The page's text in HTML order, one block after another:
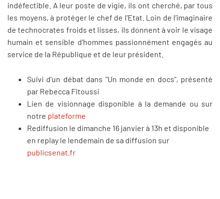
indéfectible. A leur poste de vigie, ils ont cherché, par tous
les moyens, à protéger le chef de l’Etat. Loin de l’imaginaire
de technocrates froids et lisses, ils donnent à voir le visage
humain et sensible d’hommes passionnément engagés au
service de la République et de leur président.
Suivi d'un débat dans "Un monde en docs", présenté
par Rebecca Fitoussi
Lien de visionnage disponible à la demande ou sur
notre plateforme
Rediffusion le dimanche 16 janvier à 13h et disponible
en replay le lendemain de sa diffusion sur
publicsenat.fr